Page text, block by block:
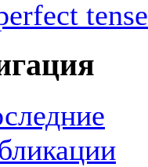
tense